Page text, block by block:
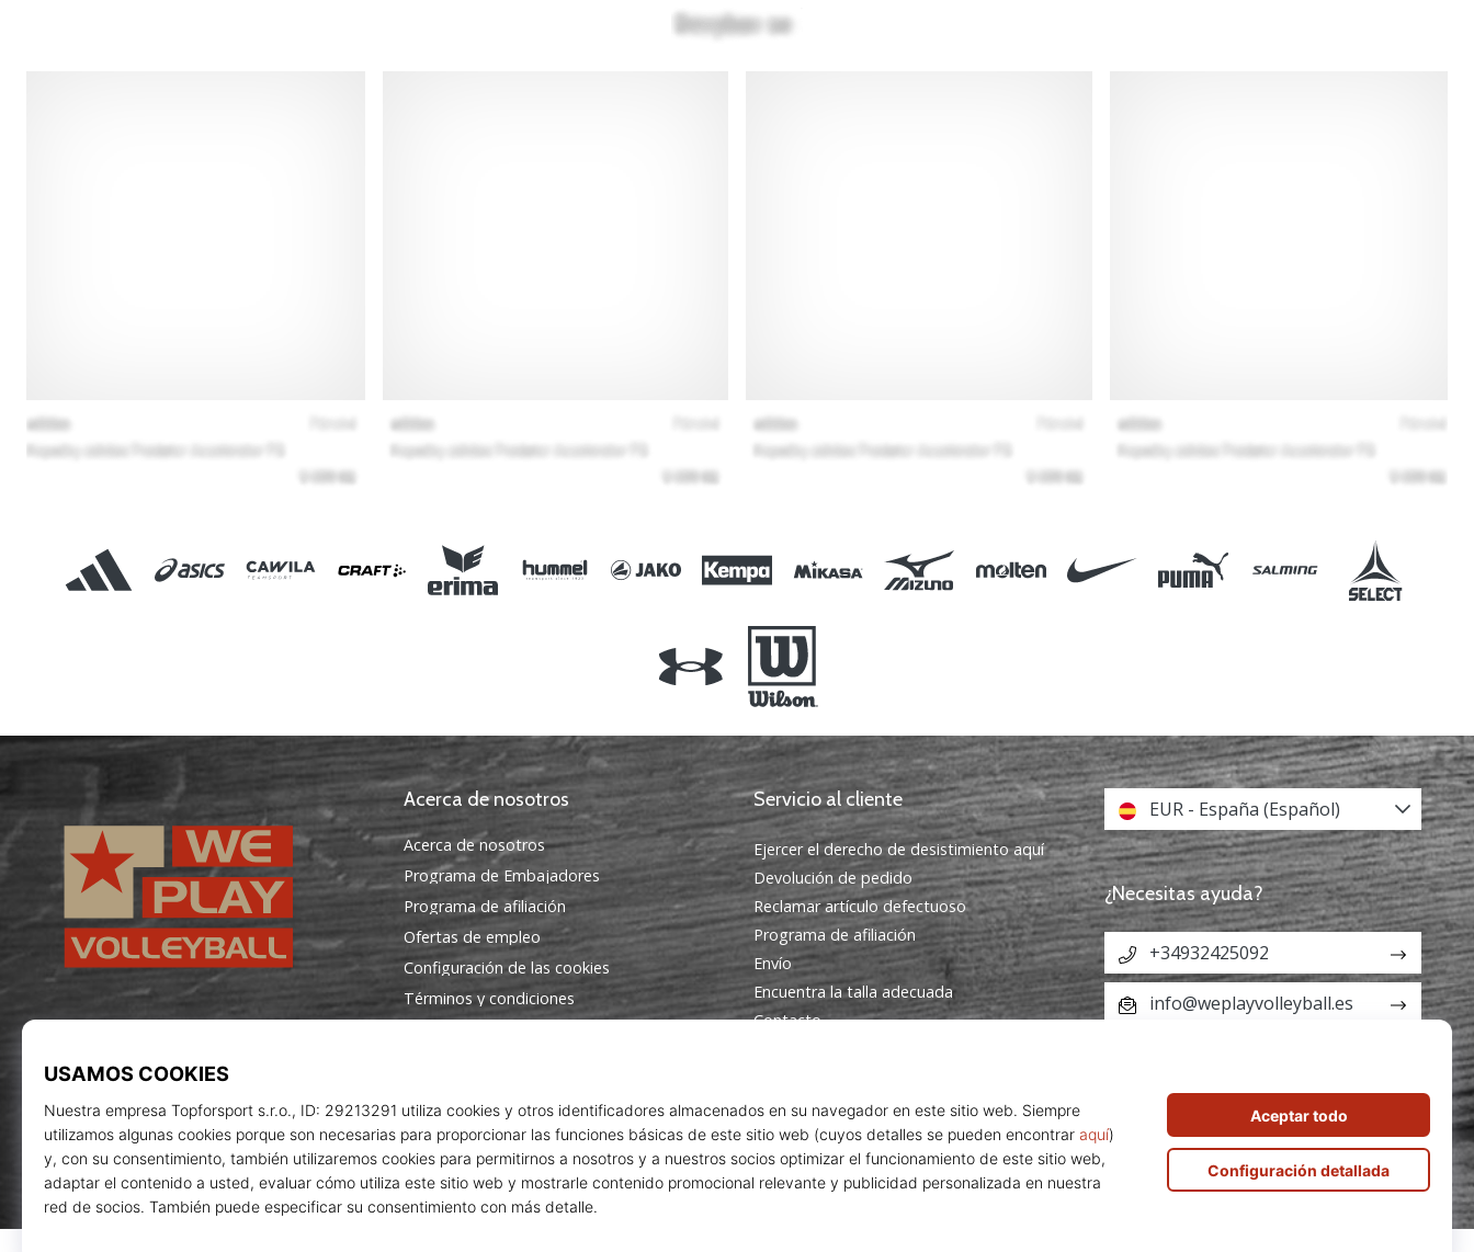
Acerca de nosotros
Acerca de nosotros
Programa de Embajadores
Programa de afiliación
Ofertas de empleo
Configuración de las cookies
Términos y condiciones
Servicio al cliente
Ejercer el derecho de desistimiento aquí
Devolución de pedido
Reclamar artículo defectuoso
Programa de afiliación
Envío
Encuentra la talla adecuada
Contacto
Programa de Embajadores
EUR - España (Español)
¿Necesitas ayuda?
+34932425092
info@weplayvolleyball.es